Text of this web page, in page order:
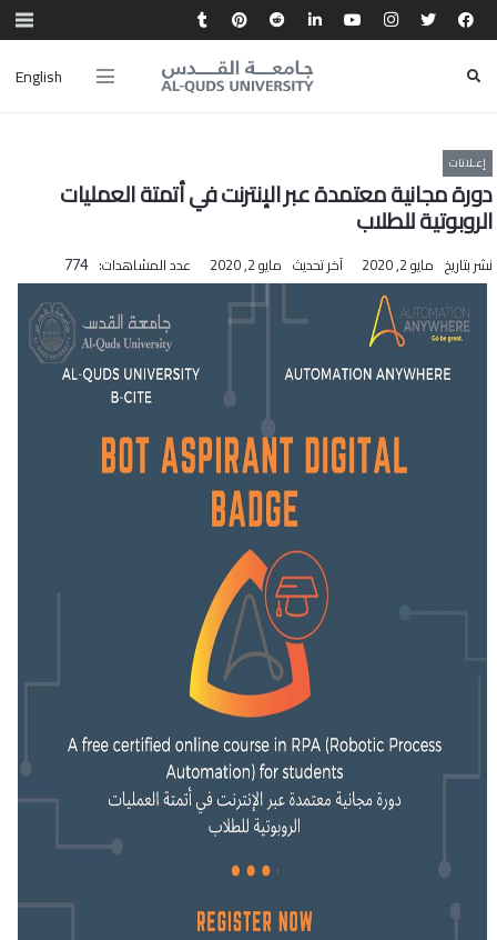
English
إعـلانات
دورة مجانية معتمدة عبر الإنترنت في أتمتة العمليات
الروبوتية للطلاب
نشر بتاريخ مايو 2, 2020 آخر تحديث مايو 2, 2020 عدد المشاهدات: 774